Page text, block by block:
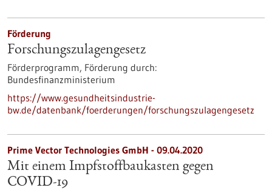
Förderung
Forschungszulagengesetz
Förderprogramm, Förderung durch:
Bundesfinanzministerium
https://www.gesundheitsindustrie-
bw.de/datenbank/foerderungen/forschungszulagengesetz
Prime Vector Technologies GmbH - 09.04.2020
Mit einem Impfstoffbaukasten gegen
COVID-19